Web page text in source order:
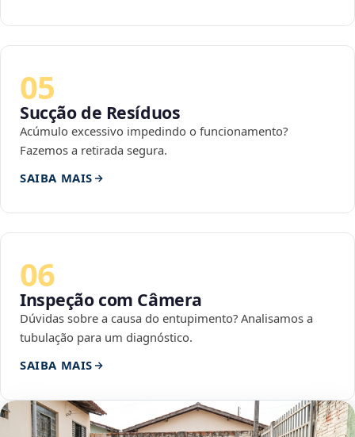
05
Sucção de Resíduos
Acúmulo excessivo impedindo o funcionamento?
Fazemos a retirada segura.
SAIBA MAIS
06
Inspeção com Câmera
Dúvidas sobre a causa do entupimento? Analisamos a
tubulação para um diagnóstico.
SAIBA MAIS